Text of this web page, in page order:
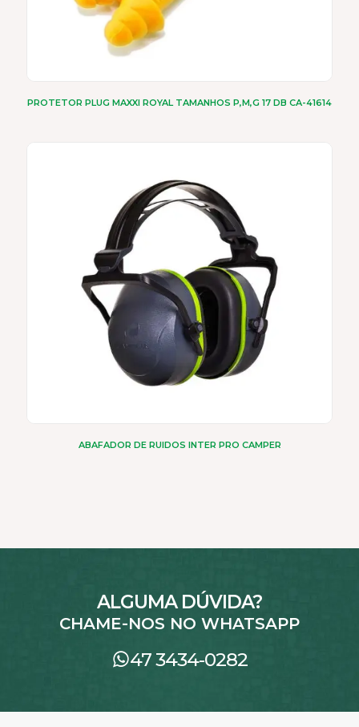
PROTETOR PLUG MAXXI ROYAL TAMANHOS P,M,G 17 DB CA-41614
ABAFADOR DE RUIDOS INTER PRO CAMPER
ALGUMA DÚVIDA?
CHAME-NOS NO WHATSAPP
47 3434-0282